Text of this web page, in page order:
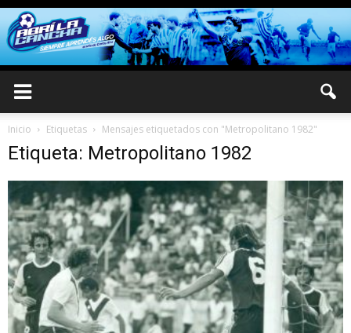
Inicio Etiquetas Mensajes etiquetados con "Metropolitano 1982"
Etiqueta: Metropolitano 1982